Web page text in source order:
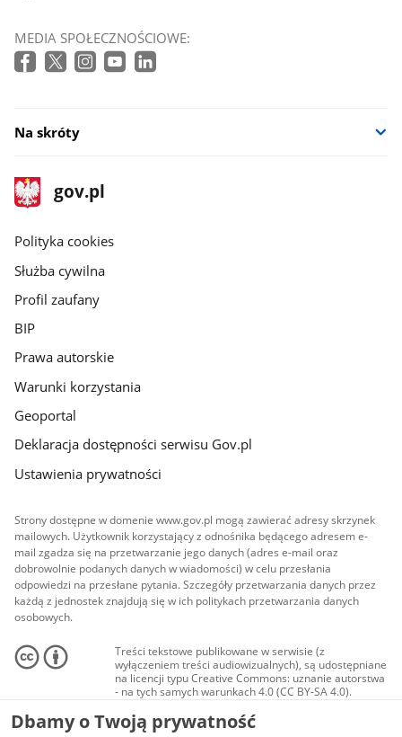
MEDIA SPOŁECZNOŚCIOWE:
Na skróty
stopka
gov.pl
Strona
gov.pl
gov.pl
Polityka cookies
Służba cywilna
Profil zaufany
BIP
Prawa autorskie
Warunki korzystania
Geoportal
Deklaracja dostępności serwisu Gov.pl
Ustawienia prywatności
Strony dostępne w domenie www.gov.pl mogą zawierać adresy skrzynek
mailowych. Użytkownik korzystający z odnośnika będącego adresem e-
mail zgadza się na przetwarzanie jego danych (adres e-mail oraz
dobrowolnie podanych danych w wiadomości) w celu przesłania
odpowiedzi na przesłane pytania. Szczegóły przetwarzania danych przez
każdą z jednostek znajdują się w ich politykach przetwarzania danych
osobowych.
Treści tekstowe publikowane w serwisie (z
wyłączeniem treści audiowizualnych), są udostępniane
na licencji typu Creative Commons: uznanie autorstwa
- na tych samych warunkach 4.0 (CC BY-SA 4.0).
Materiały audiowizualne, w tym zdjęcia, materiały
audio i wideo, są udostępniane na licencji typu
Creative Commons: uznanie autorstwa użycie
Dbamy o Twoją prywatność